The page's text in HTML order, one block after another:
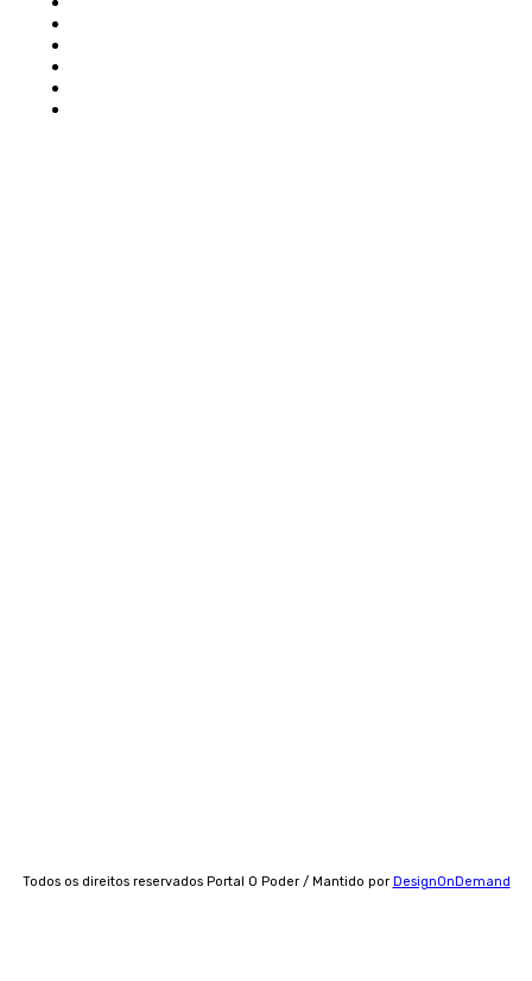
Todos os direitos reservados Portal O Poder / Mantido por DesignOnDemand